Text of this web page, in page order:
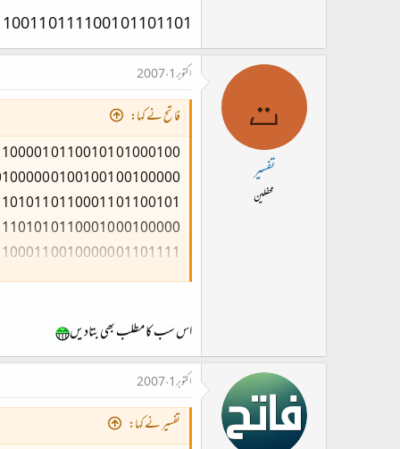
01101101 01111001 01110011 01100101 01101100 01100110
ت
تفسیر
محفلین
اکتوبر 1، 2007
فاتح نے کہا:
01100110
اس سب کا مطلب بھی بتادیں
اکتوبر 1، 2007
تفسیر نے کہا: